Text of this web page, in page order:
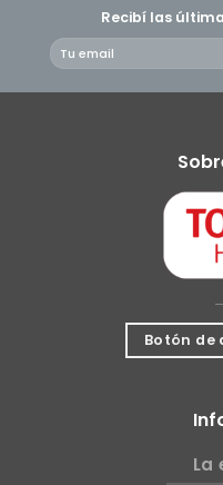
Recibí las
Botón
La